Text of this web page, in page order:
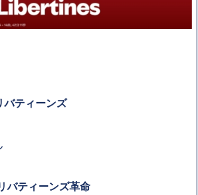
ティーンズ
ティーンズ革命